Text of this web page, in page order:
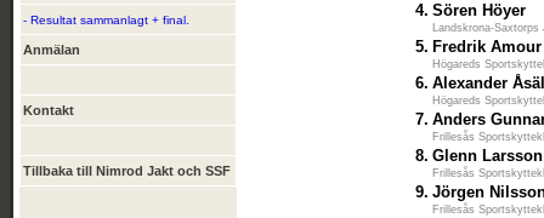
- Resultat sammanlagt + final.
Anmälan
Kontakt
Tillbaka till Nimrod Jakt och SSF
4. Sören Höyer
Landskrona-
5. Fredrik Amour
Högareds
6. Alexander
Högareds
7. Anders
Frillesås
8. Glenn Larsson
Frillesås
9. Jörgen
Frillesås